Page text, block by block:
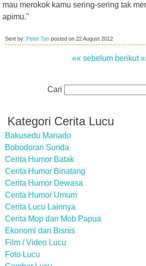
mau merokok kamu sering-sering tak
apimu."
Sent by: Peter Tan posted on 22 August 2012
«« sebelum berikut
Cari
Kategori Cerita Lucu
Bakusedu Manado
Bobodoran Sunda
Cerita Humor Batak
Cerita Humor Binatang
Cerita Humor Dewasa
Cerita Humor Umum
Cerita Lucu Lainnya
Cerita Mop dan Mob Papua
Ekonomi dan Bisnis
Film / Video Lucu
Foto Lucu